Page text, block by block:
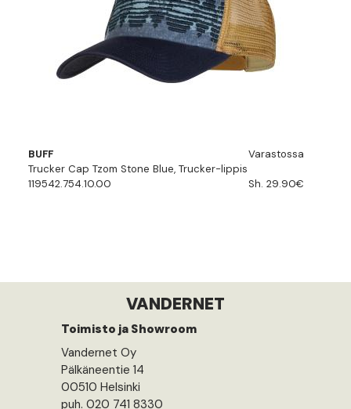
BUFF
Varastossa
Trucker Cap Tzom Stone Blue, Trucker-lippis
119542.754.10.00
Sh. 29.90€
VANDERNET
Toimisto ja Showroom
Vandernet Oy
Pälkäneentie 14
00510 Helsinki
puh. 020 741 8330